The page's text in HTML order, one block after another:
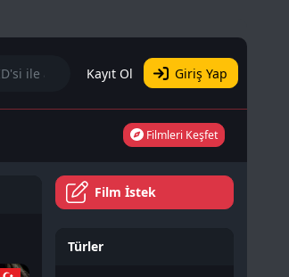
Kayıt Ol Giriş Yap
Filmleri Keşfet
Film İstek
Türler